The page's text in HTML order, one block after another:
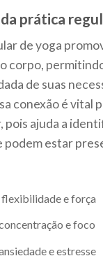
prática
de yoga
corpo,
de suas
conexão é vital
pois ajuda a
podem estar
e força
e foco
e estresse